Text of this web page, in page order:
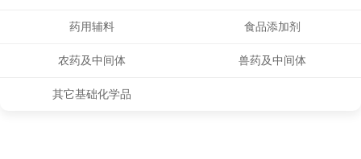
药用辅料 食品添加剂
农药及中间体 兽药及中间体
其它基础化学品